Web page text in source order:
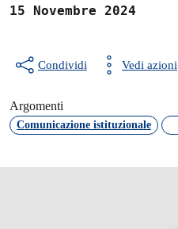
15 Novembre 2024
Condividi Vedi azioni
Argomenti
Comunicazione istituzionale